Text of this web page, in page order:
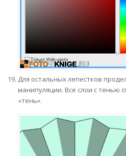
Для остальных лепестков
манипуляции. Все слои с тенью
«тень».